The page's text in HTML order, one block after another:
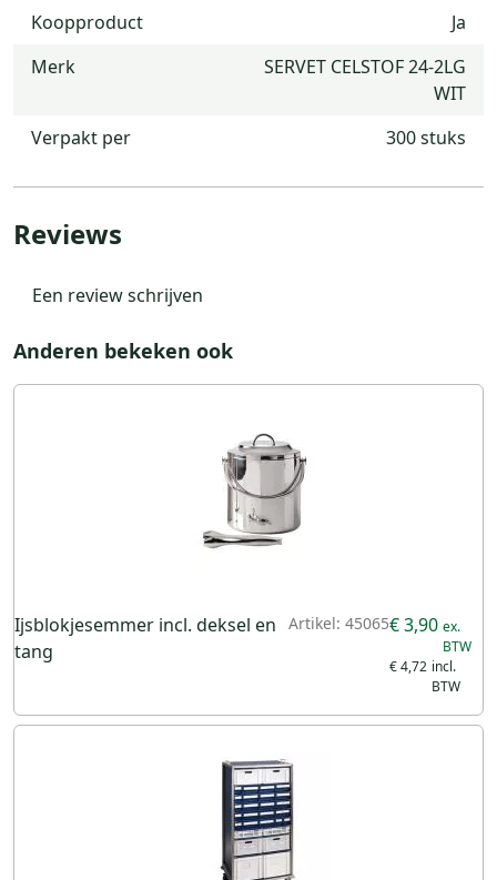
Koopproduct
Ja
Merk
SERVET CELSTOF 24-2LG
WIT
Verpakt per
300 stuks
Reviews
Een review schrijven
Anderen bekeken ook
Ijsblokjesemmer incl. deksel en
tang
Artikel: 45065
€ 4,72
€ 3,90